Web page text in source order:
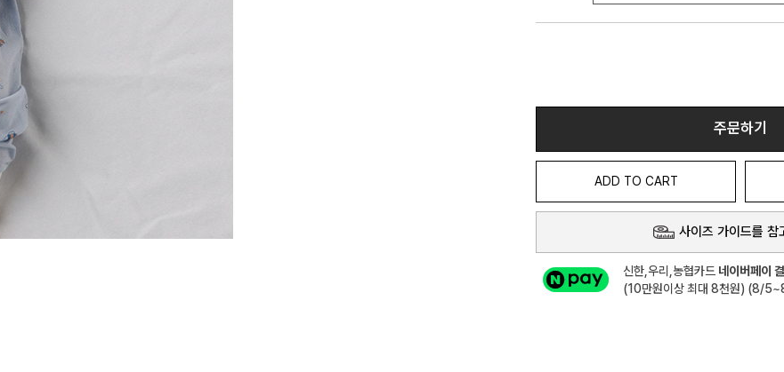
주문하기
ADD TO CART
사이즈 가이드를 참
신한,우리,농협카드 네이버페이
(10만원이상 최대 8천원) (8/